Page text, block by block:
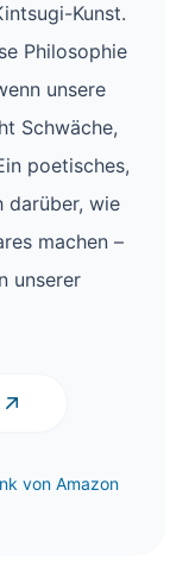
Kunst.
Philosophie
unsere
Schwäche,
poetisches,
darüber, wie
machen –
unserer
von Amazon